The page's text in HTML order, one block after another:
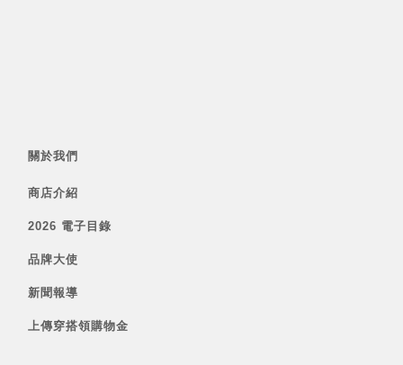
關於我們
商店介紹
2026 電子目錄
品牌大使
新聞報導
上傳穿搭領購物金